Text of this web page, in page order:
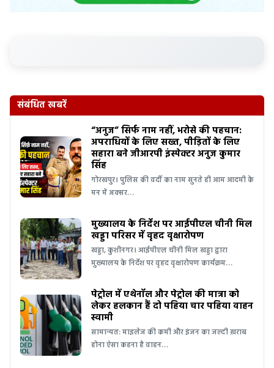
संबंधित खबरें
“अनुज” सिर्फ नाम नहीं, भरोसे की पहचान:
अपराधियों के लिए सख्त, पीड़ितों के लिए
सहारा बने जीआरपी इंस्पेक्टर अनुज कुमार
सिंह
गोरखपुर। पुलिस की वर्दी का नाम सुनते ही आम आदमी के
मन में अक्सर…
मुख्यालय के निर्देश पर आईपीएल चीनी मिल
खड्डा परिसर में वृहद वृक्षारोपण
खड्डा, कुशीनगर। आईपीएल चीनी मिल खड्डा द्वारा
मुख्यालय के निर्देश पर वृहद वृक्षारोपण कार्यक्रम…
पेट्रोल में एथेनॉल और पेट्रोल की मात्रा को
लेकर हलकान हैं दो पहिया चार पहिया वाहन
स्वामी
सामान्यत: माइलेज की कमी और इंजन का जल्दी ख़राब
होना ऐसा कहना है वाहन…